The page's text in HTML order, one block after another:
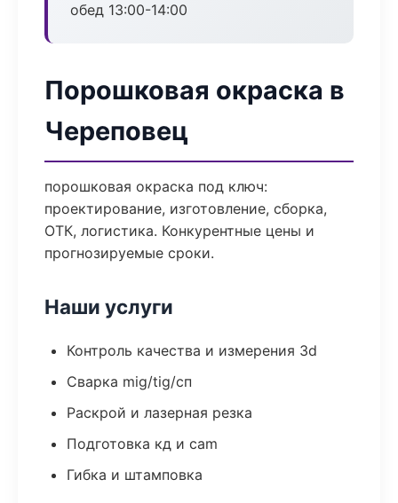
обед 13:00-14:00
Порошковая окраска в
Череповец
порошковая окраска под ключ:
проектирование, изготовление, сборка,
ОТК, логистика. Конкурентные цены и
прогнозируемые сроки.
Наши услуги
Контроль качества и измерения 3d
Сварка mig/tig/сп
Раскрой и лазерная резка
Подготовка кд и cam
Гибка и штамповка